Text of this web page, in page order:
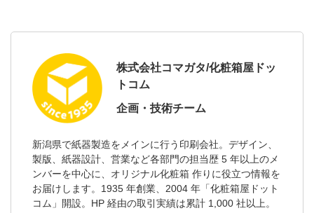
株式会社コマガタ/化粧箱屋ドッ
トコム
企画・技術チーム
新潟県で紙器製造をメインに行う印刷会社。デザイン、
製版、紙器設計、営業など各部門の担当歴 5 年以上のメ
ンバーを中心に、オリジナル化粧箱 作りに役立つ情報を
お届けします。1935 年創業、2004 年「化粧箱屋ドット
コム」開設。HP 経由の取引実績は累計 1,000 社以上。